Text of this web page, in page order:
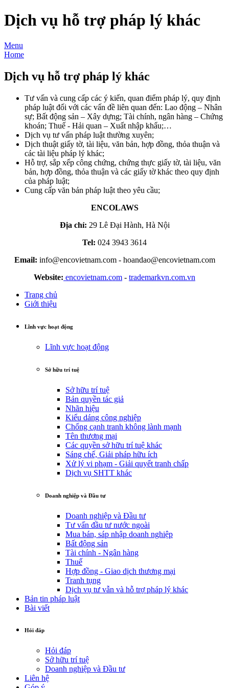
Dịch vụ hỗ trợ pháp lý khác
Menu
Home
Dịch vụ hỗ trợ pháp lý khác
Tư vấn và cung cấp các ý kiến, quan điểm pháp lý, quy định
pháp luật đối với các vấn đề liên quan đến: Lao động – Nhân
sự; Bất động sản – Xây dựng; Tài chính, ngân hàng – Chứng
khoán; Thuế - Hải quan – Xuất nhập khẩu;…
Dịch vụ tư vấn pháp luật thường xuyên;
Dịch thuật giấy tờ, tài liệu, văn bản, hợp đồng, thỏa thuận và
các tài liệu pháp lý khác;
Hỗ trợ, sắp xếp công chứng, chứng thực giấy tờ, tài liệu, văn
bản, hợp đồng, thỏa thuận và các giấy tờ khác theo quy định
của pháp luật;
Cung cấp văn bản pháp luật theo yêu cầu;
ENCOLAWS
Địa chỉ: 29 Lê Đại Hành, Hà Nội
Tel: 024 3943 3614
Email: info@encovietnam.com- hoandao@encovietnam.com
Website: encovietnam.com - trademarkvn.com.vn
Trang chủ
Giới thiệu
Lĩnh vực hoạt động
Lĩnh vực hoạt động
Sở hữu trí tuệ
Sở hữu trí tuệ
Bản quyền tác giả
Nhãn hiệu
Kiểu dáng công nghiệp
Chống cạnh tranh không lành mạnh
Tên thương mại
Các quyền sở hữu trí tuệ khác
Sáng chế, Giải pháp hữu ích
Xử lý vi phạm - Giải quyết tranh chấp
Dịch vụ SHTT khác
Doanh nghiệp và Đầu tư
Doanh nghiệp và Đầu tư
Tư vấn đầu tư nước ngoài
Mua bán, sáp nhập doanh nghiệp
Bất động sản
Tài chính - Ngân hàng
Thuế
Hợp đồng - Giao dịch thương mại
Tranh tụng
Dịch vụ tư vẫn và hỗ trợ pháp lý khác
Bản tin pháp luật
Bài viết
Hỏi đáp
Hỏi đáp
Sở hữu trí tuệ
Doanh nghiệp và Đầu tư
Liên hệ